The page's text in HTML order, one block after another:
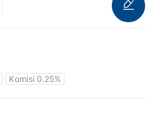
Komisi 0.25%